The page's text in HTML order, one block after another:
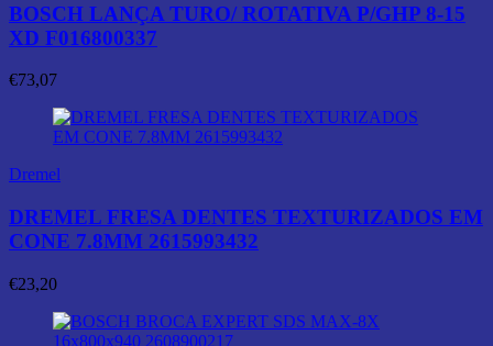
BOSCH LANÇA TURO/ ROTATIVA P/GHP 8-15
XD F016800337
€73,07
Dremel
DREMEL FRESA DENTES TEXTURIZADOS EM
CONE 7.8MM 2615993432
€23,20